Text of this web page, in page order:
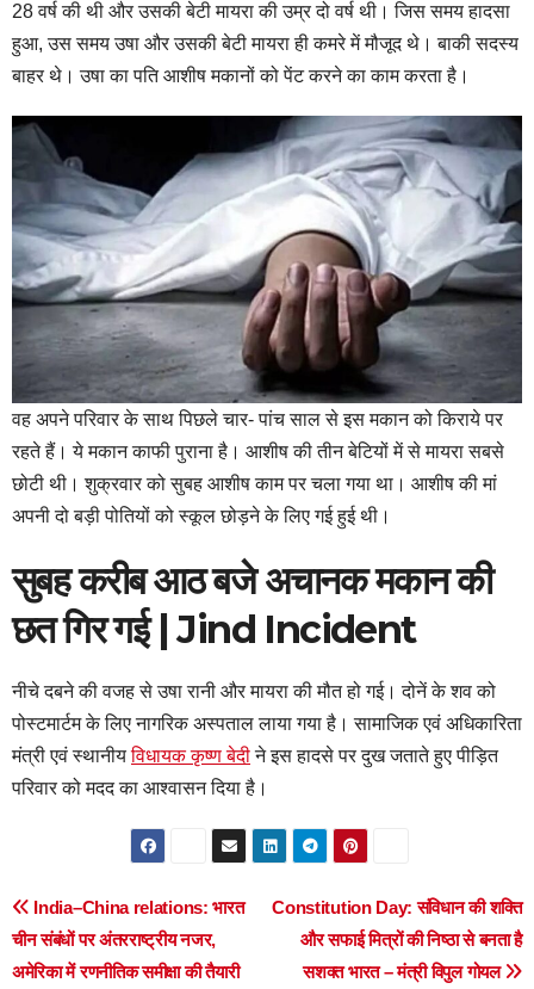
28 वर्ष की थी और उसकी बेटी मायरा की उम्र दो वर्ष थी। जिस समय हादसा
हुआ, उस समय उषा और उसकी बेटी मायरा ही कमरे में मौजूद थे। बाकी सदस्य
बाहर थे। उषा का पति आशीष मकानों को पेंट करने का काम करता है।
वह अपने परिवार के साथ पिछले चार- पांच साल से इस मकान को किराये पर
रहते हैं। ये मकान काफी पुराना है। आशीष की तीन बेटियों में से मायरा सबसे
छोटी थी। शुक्रवार को सुबह आशीष काम पर चला गया था। आशीष की मां
अपनी दो बड़ी पोतियों को स्कूल छोड़ने के लिए गई हुई थी।
सुबह करीब आठ बजे अचानक मकान की
छत गिर गई | Jind Incident
नीचे दबने की वजह से उषा रानी और मायरा की मौत हो गई। दोनें के शव को
पोस्टमार्टम के लिए नागरिक अस्पताल लाया गया है। सामाजिक एवं अधिकारिता
मंत्री एवं स्थानीयविधायक कृष्ण बेदीने इस हादसे पर दुख जताते हुए पीड़ित
परिवार को मदद का आश्वासन दिया है।
Post
navigation
Constitution Day: संविधान की शक्ति
और सफाई मित्रों की निष्ठा से बनता है
सशक्त भारत – मंत्री विपुल गोयल
India–China relations: भारत
चीन संबंधों पर अंतरराष्ट्रीय नजर,
अमेरिका में रणनीतिक समीक्षा की तैयारी